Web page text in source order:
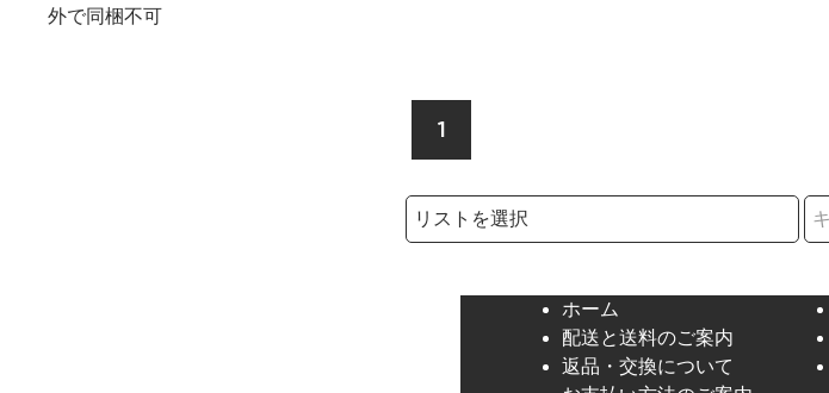
外で同梱不可
1
検索リストの選択
ホーム
配送と送料のご案内
返品・交換について